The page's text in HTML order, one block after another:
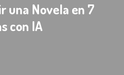
una Novela en 7
con IA